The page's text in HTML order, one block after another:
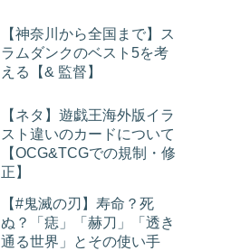
【神奈川から全国まで】ス
ラムダンクのベスト5を考
える【& 監督】
【ネタ】遊戯王海外版イラ
スト違いのカードについて
【OCG&TCGでの規制・修
正】
【#鬼滅の刃】寿命？死
ぬ？「痣」「赫刀」「透き
通る世界」とその使い手